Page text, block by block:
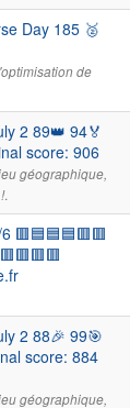
Day 185 🥈
de
2 89👑 94🏅
score: 906
géographique,
.
🟥🟦🟦🟦🟥🟥
2 88🎉 99🎯
score: 884
géographique,